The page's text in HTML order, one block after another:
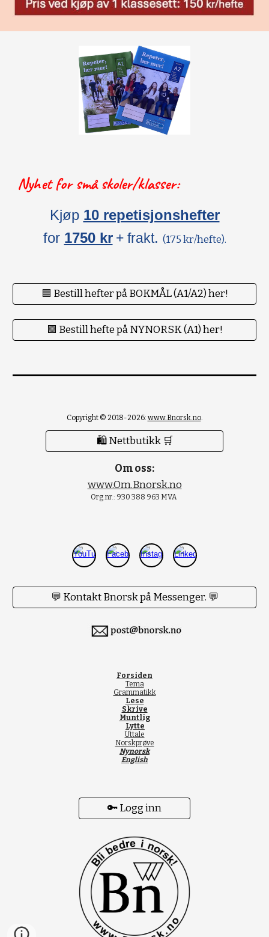
Nyhet for små skoler/klasser:
Kjøp 10 repetisjonshefter
for 1750 kr + frakt. (175 kr/hefte).
🟦 Bestill hefter på BOKMÅL (A1/A2) her!
🟪 Bestill hefte på NYNORSK (A1) her!
Copyright © 2018-2026: www.Bnorsk.no.
🛍 Nettbutikk 🛒
Om oss:
www.Om.Bnorsk.no
Org.nr.: 930 388 963 MVA
💬 Kontakt Bnorsk på Messenger. 💬
Forsiden
Tema
Grammatikk
Lese
Skrive
Muntlig
Lytte
Uttale
Norskprøve
Nynorsk
English
🔑 Logg inn